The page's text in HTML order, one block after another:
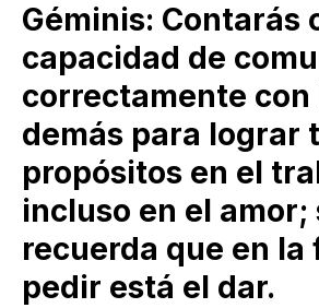
Géminis: Contarás
capacidad de
correctamente con
demás para lograr
propósitos en el
incluso en el amor;
recuerda que en la
pedir está el dar.